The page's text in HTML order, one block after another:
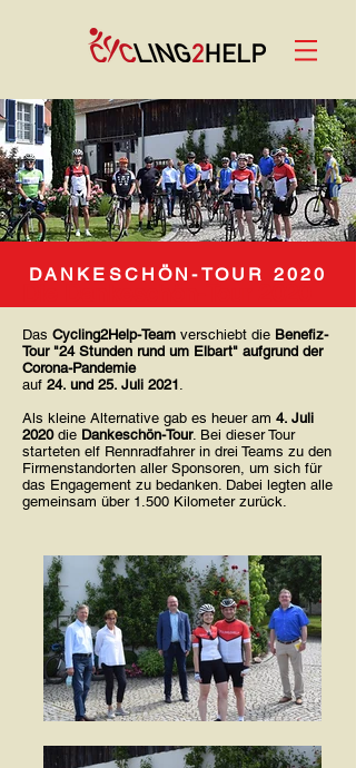
DANKESCHÖN-TOUR 2020
Das Cycling2Help-Team verschiebt die Benefiz-
Tour "24 Stunden rund um Elbart" aufgrund der
Corona-Pandemie
auf 24. und 25. Juli 2021 .
Als kleine Alternative gab es heuer am 4. Juli
2020die Dankeschön-Tour. Bei dieser Tour
starteten elf Rennradfahrer in drei Teams zu den
Firmenstandorten aller Sponsoren, um sich für
das Engagement zu bedanken. Dabei legten alle
gemeinsam über 1.500 Kilometer zurück.